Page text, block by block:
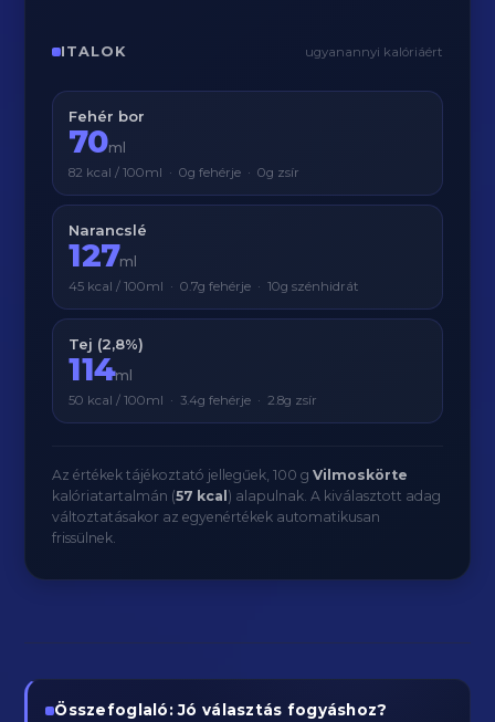
ITALOK ugyanannyi kalóriáért
Fehér bor
70ml
82 kcal / 100ml · 0g fehérje · 0g zsír
Narancslé
127ml
45 kcal / 100ml · 0.7g fehérje · 10g szénhidrát
Tej (2,8%)
114ml
50 kcal / 100ml · 3.4g fehérje · 2.8g zsír
Az értékek tájékoztató jellegűek, 100 gVilmoskörte
kalóriatartalmán (57 kcal ) alapulnak. A kiválasztott adag
változtatásakor az egyenértékek automatikusan
frissülnek.
Összefoglaló: Jó választás fogyáshoz?